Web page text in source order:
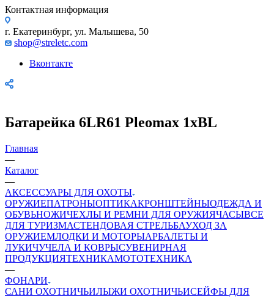
Контактная информация
г. Екатеринбург, ул. Малышева, 50
shop@streletc.com
Вконтакте
Батарейка 6LR61 Pleomax 1xBL
Главная
—
Каталог
—
АКСЕССУАРЫ ДЛЯ ОХОТЫ
ОРУЖИЕПАТРОНЫОПТИКАКРОНШТЕЙНЫОДЕЖДА И
ОБУВЬНОЖИЧЕХЛЫ И РЕМНИ ДЛЯ ОРУЖИЯЧАСЫВСЕ
ДЛЯ ТУРИЗМАСТЕНДОВАЯ СТРЕЛЬБАУХОД ЗА
ОРУЖИЕМЛОДКИ И МОТОРЫАРБАЛЕТЫ И
ЛУКИЧУЧЕЛА И КОВРЫСУВЕНИРНАЯ
ПРОДУКЦИЯТЕХНИКАМОТОТЕХНИКА
—
ФОНАРИ
САНИ ОХОТНИЧЬИЛЫЖИ ОХОТНИЧЬИСЕЙФЫ ДЛЯ